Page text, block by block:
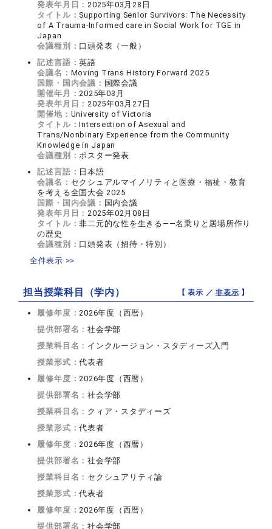
発表年月日：2025年03月28日
タイトル： Supporting Senior Survivors: The Necessity
of A Trauma-Informed care in Social Work for TGE in
Japan
会議種別： 口頭発表（一般）
記述言語：英語
会議名： Moving Trans History Forward 2025
国際・国内会議： 国際会議
開催年月：2025年03月
発表年月日：2025年03月27日
開催地： University of Victoria
タイトル：Intersection of Asexual and
Trans/Nonbinary Experience from the Community
Knowledge in Japan
会議種別：ポスター発表
記述言語： 日本語
会議名： セクシュアルマイノリティと医療・福祉・教育
を考える全国大会 2025
国際・国内会議： 国内会議
発表年月日：2025年02月08日
タイトル：非二元的な性を生きる――名乗りと居場所作り
の歴史
会議種別： 口頭発表（招待・特別）
全件表示 >>
担当授業科目（学内） 【 表示 ／非表示 】
履修年度：2026年度（西暦）
提供部署名：社会学部
授業科目名： インクルージョン・スタディーズ入門
授業形式：代表者
履修年度：2026年度（西暦）
提供部署名：社会学部
授業科目名： クィア・スタディーズ
授業形式：代表者
履修年度：2026年度（西暦）
提供部署名：社会学部
授業科目名： セクシュアリティ論
授業形式：代表者
履修年度：2026年度（西暦）
提供部署名：社会学部